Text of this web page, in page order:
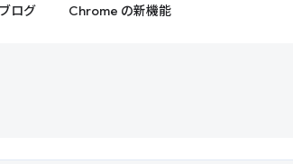
ブログ Chrome の新機能